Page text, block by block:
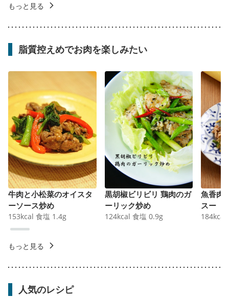
もっと見る
脂質控えめでお肉を楽しみたい
牛肉と小松菜のオイスタ
ーソース炒め
153kcal 食塩 1.4g
黒胡椒ビリビリ 鶏肉のガ
ーリック炒め
124kcal 食塩 0.9g
魚香肉
スー
184kcal
もっと見る
人気のレシピ